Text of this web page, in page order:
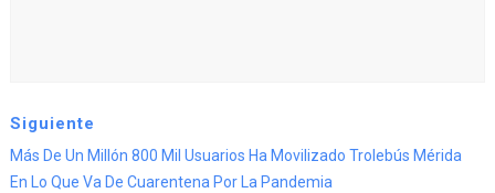
Siguiente
Más De Un Millón 800 Mil Usuarios Ha Movilizado Trolebús Mérida
En Lo Que Va De Cuarentena Por La Pandemia